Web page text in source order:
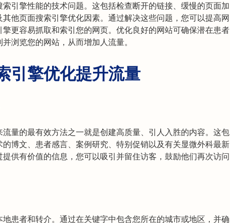
引擎性能的技术问题。这包括检查断开的链接、缓慢的页面加
他页面搜索引擎优化因素。通过解决这些问题，您可以提高网
更容易抓取和索引您的网页。优化良好的网站可确保潜在患者
浏览您的网站，从而增加人流量。
引擎优化提升流量
量的最有效方法之一就是创建高质量、引人入胜的内容。这包
博文、患者感言、案例研究、特别促销以及有关显微外科最新
供有价值的信息，您可以吸引并留住访客，鼓励他们再次访问
患者和转介。通过在关键字中包含您所在的城市或地区，并确